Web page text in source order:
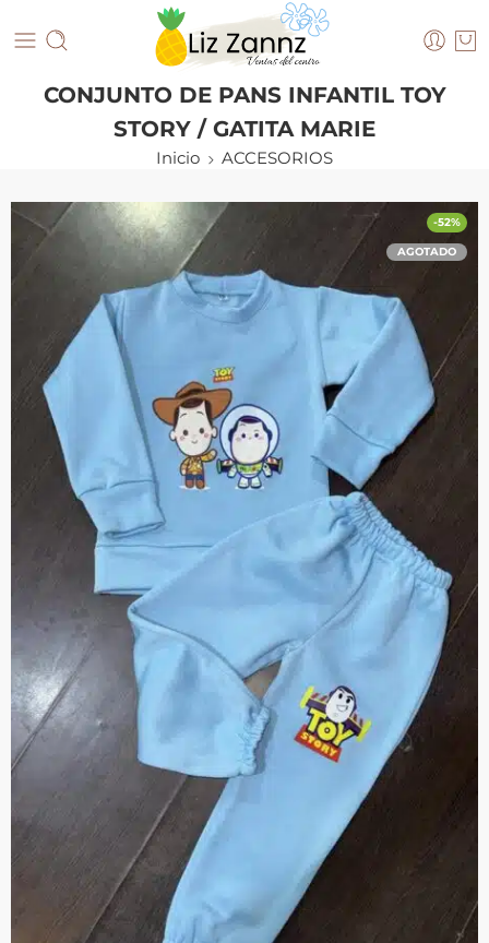
CONJUNTO DE PANS INFANTIL TOY
STORY / GATITA MARIE
Inicio ACCESORIOS
-52%
AGOTADO